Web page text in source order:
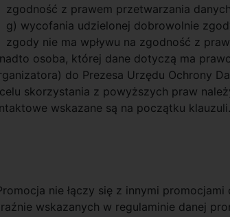
zgodność z prawem przetwarzania
g) wycofania udzielonej dobrowolnie
zgody nie ma wpływu na zgodność z
osoba, której dane dotyczą ma
do Prezesa Urzędu Ochrony
skorzystania z powyższych praw
wskazane są na początku klauzuli.
nie łączy się z innymi
wskazanych w regulaminie danej